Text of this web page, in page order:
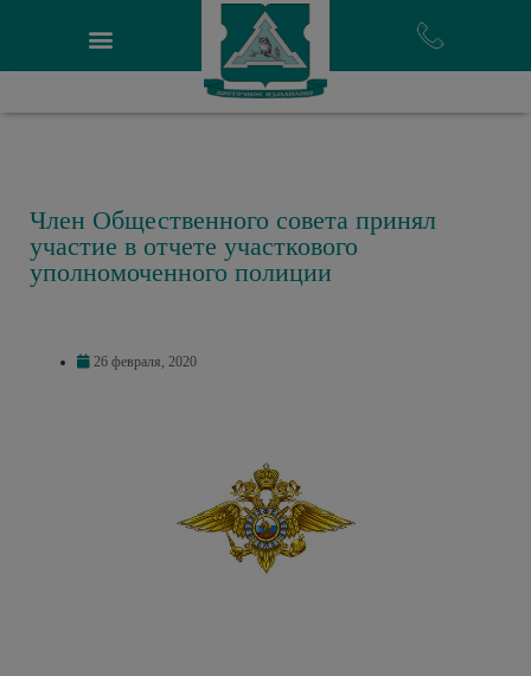
Член Общественного совета принял
участие в отчете участкового
уполномоченного полиции
26 февраля, 2020